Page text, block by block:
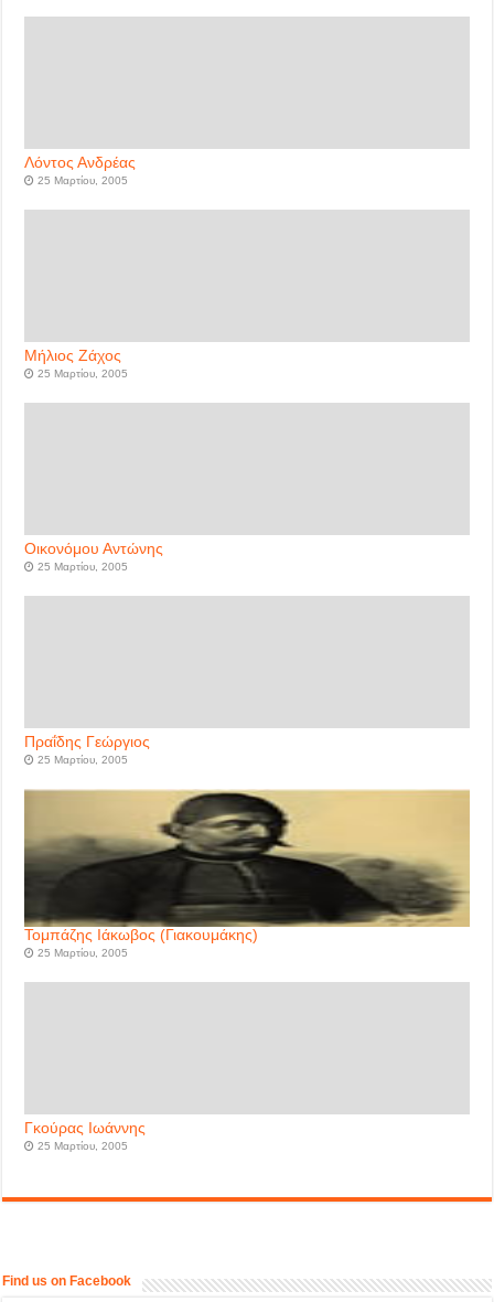
Λόντος Ανδρέας
25 Μαρτίου, 2005
Μήλιος Ζάχος
25 Μαρτίου, 2005
Οικονόμου Αντώνης
25 Μαρτίου, 2005
Πραΐδης Γεώργιος
25 Μαρτίου, 2005
Τομπάζης Ιάκωβος (Γιακουμάκης)
25 Μαρτίου, 2005
Γκούρας Ιωάννης
25 Μαρτίου, 2005
Find us on Facebook